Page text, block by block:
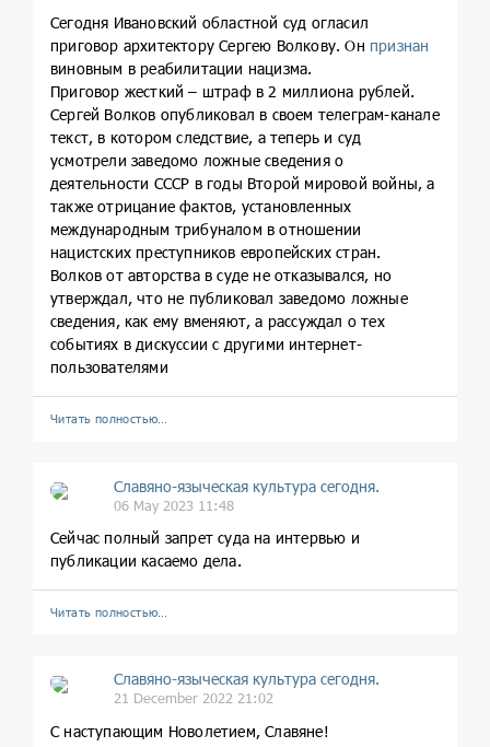
Сегодня Ивановский областной суд огласил
приговор архитектору Сергею Волкову. Он признан
виновным в реабилитации нацизма.
Приговор жесткий – штраф в 2 миллиона рублей.
Сергей Волков опубликовал в своем телеграм-канале
текст, в котором следствие, а теперь и суд
усмотрели заведомо ложные сведения о
деятельности СССР в годы Второй мировой войны, а
также отрицание фактов, установленных
международным трибуналом в отношении
нацистских преступников европейских стран.
Волков от авторства в суде не отказывался, но
утверждал, что не публиковал заведомо ложные
сведения, как ему вменяют, а рассуждал о тех
событиях в дискуссии с другими интернет-
пользователями
Читать полностью…
Славяно-языческая культура сегодня.
06 May 2023 11:48
Сейчас полный запрет суда на интервью и
публикации касаемо дела.
Читать полностью…
Славяно-языческая культура сегодня.
21 December 2022 21:02
С наступающим Новолетием, Славяне!